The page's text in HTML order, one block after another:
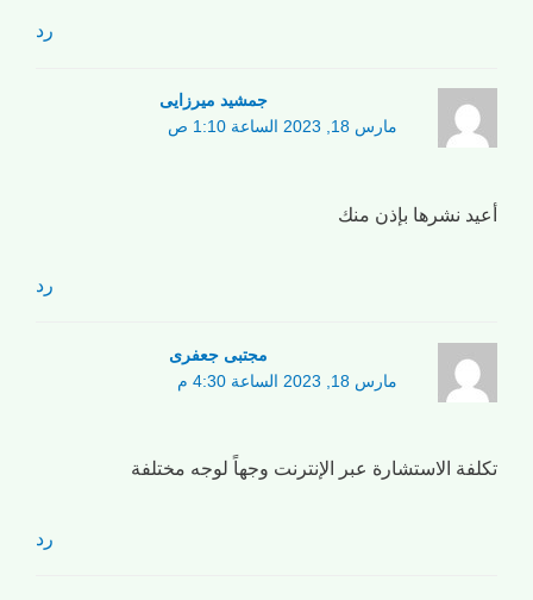
رد
جمشید میرزایی
مارس 18, 2023 الساعة 1:10 ص
أعيد نشرها بإذن منك
رد
مجتبی جعفری
مارس 18, 2023 الساعة 4:30 م
تكلفة الاستشارة عبر الإنترنت وجهاً لوجه مختلفة
رد